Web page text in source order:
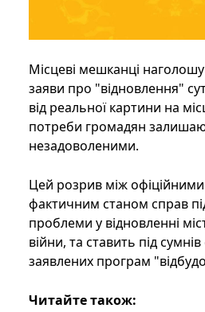
Місцеві мешканці
заяви про "відновлення"
від реальної картини на
потреби громадян
незадоволеними.
Цей розрив між
фактичним станом справ
проблеми у відновленні
війни, та ставить під
заявлених програм
Читайте також: